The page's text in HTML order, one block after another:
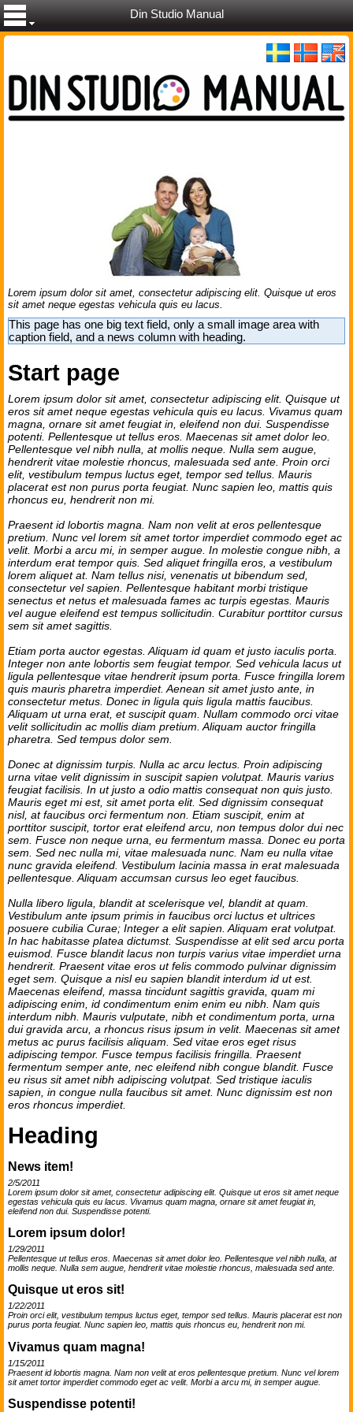
Din Studio Manual
Lorem ipsum dolor sit amet, consectetur adipiscing elit. Quisque ut eros
sit amet neque egestas vehicula quis eu lacus.
This page has one big text field, only a small image area with
caption field, and a news column with heading.
Start page
Lorem ipsum dolor sit amet, consectetur adipiscing elit. Quisque ut
eros sit amet neque egestas vehicula quis eu lacus. Vivamus quam
magna, ornare sit amet feugiat in, eleifend non dui. Suspendisse
potenti. Pellentesque ut tellus eros. Maecenas sit amet dolor leo.
Pellentesque vel nibh nulla, at mollis neque. Nulla sem augue,
hendrerit vitae molestie rhoncus, malesuada sed ante. Proin orci
elit, vestibulum tempus luctus eget, tempor sed tellus. Mauris
placerat est non purus porta feugiat. Nunc sapien leo, mattis quis
rhoncus eu, hendrerit non mi.
Praesent id lobortis magna. Nam non velit at eros pellentesque
pretium. Nunc vel lorem sit amet tortor imperdiet commodo eget ac
velit. Morbi a arcu mi, in semper augue. In molestie congue nibh, a
interdum erat tempor quis. Sed aliquet fringilla eros, a vestibulum
lorem aliquet at. Nam tellus nisi, venenatis ut bibendum sed,
consectetur vel sapien. Pellentesque habitant morbi tristique
senectus et netus et malesuada fames ac turpis egestas. Mauris
vel augue eleifend est tempus sollicitudin. Curabitur porttitor cursus
sem sit amet sagittis.
Etiam porta auctor egestas. Aliquam id quam et justo iaculis porta.
Integer non ante lobortis sem feugiat tempor. Sed vehicula lacus ut
ligula pellentesque vitae hendrerit ipsum porta. Fusce fringilla lorem
quis mauris pharetra imperdiet. Aenean sit amet justo ante, in
consectetur metus. Donec in ligula quis ligula mattis faucibus.
Aliquam ut urna erat, et suscipit quam. Nullam commodo orci vitae
velit sollicitudin ac mollis diam pretium. Aliquam auctor fringilla
pharetra. Sed tempus dolor sem.
Donec at dignissim turpis. Nulla ac arcu lectus. Proin adipiscing
urna vitae velit dignissim in suscipit sapien volutpat. Mauris varius
feugiat facilisis. In ut justo a odio mattis consequat non quis justo.
Mauris eget mi est, sit amet porta elit. Sed dignissim consequat
nisl, at faucibus orci fermentum non. Etiam suscipit, enim at
porttitor suscipit, tortor erat eleifend arcu, non tempus dolor dui nec
sem. Fusce non neque urna, eu fermentum massa. Donec eu porta
sem. Sed nec nulla mi, vitae malesuada nunc. Nam eu nulla vitae
nunc gravida eleifend. Vestibulum lacinia massa in erat malesuada
pellentesque. Aliquam accumsan cursus leo eget faucibus.
Nulla libero ligula, blandit at scelerisque vel, blandit at quam.
Vestibulum ante ipsum primis in faucibus orci luctus et ultrices
posuere cubilia Curae; Integer a elit sapien. Aliquam erat volutpat.
In hac habitasse platea dictumst. Suspendisse at elit sed arcu porta
euismod. Fusce blandit lacus non turpis varius vitae imperdiet urna
hendrerit. Praesent vitae eros ut felis commodo pulvinar dignissim
eget sem. Quisque a nisl eu sapien blandit interdum id ut est.
Maecenas eleifend, massa tincidunt sagittis gravida, quam mi
adipiscing enim, id condimentum enim enim eu nibh. Nam quis
interdum nibh. Mauris vulputate, nibh et condimentum porta, urna
dui gravida arcu, a rhoncus risus ipsum in velit. Maecenas sit amet
metus ac purus facilisis aliquam. Sed vitae eros eget risus
adipiscing tempor. Fusce tempus facilisis fringilla. Praesent
fermentum semper ante, nec eleifend nibh congue blandit. Fusce
eu risus sit amet nibh adipiscing volutpat. Sed tristique iaculis
sapien, in congue nulla faucibus sit amet. Nunc dignissim est non
eros rhoncus imperdiet.
Heading
News item!
2/5/2011
Lorem ipsum dolor sit amet, consectetur adipiscing elit. Quisque ut eros sit amet neque
egestas vehicula quis eu lacus. Vivamus quam magna, ornare sit amet feugiat in,
eleifend non dui. Suspendisse potenti.
Lorem ipsum dolor!
1/29/2011
Pellentesque ut tellus eros. Maecenas sit amet dolor leo. Pellentesque vel nibh nulla, at
mollis neque. Nulla sem augue, hendrerit vitae molestie rhoncus, malesuada sed ante.
Quisque ut eros sit!
1/22/2011
Proin orci elit, vestibulum tempus luctus eget, tempor sed tellus. Mauris placerat est non
purus porta feugiat. Nunc sapien leo, mattis quis rhoncus eu, hendrerit non mi.
Vivamus quam magna!
1/15/2011
Praesent id lobortis magna. Nam non velit at eros pellentesque pretium. Nunc vel lorem
sit amet tortor imperdiet commodo eget ac velit. Morbi a arcu mi, in semper augue.
Suspendisse potenti!